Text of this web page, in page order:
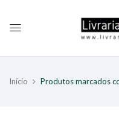
Início Produtos marcados